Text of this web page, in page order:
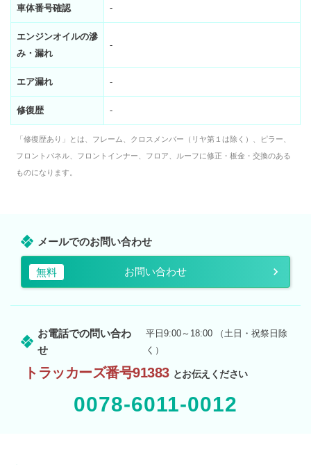
車体番号確認 -
エンジンオイルの滲
み・漏れ
-
エア漏れ -
修復歴 -
「修復歴あり」とは、フレーム、クロスメンバー（リヤ第１は除く）、ピラー、
フロントパネル、フロントインナー、フロア、ルーフに修正・板金・交換のある
ものになります。
メールでのお問い合わせ
無料 お問い合わせ
お電話での問い合わ
せ
平日9:00～18:00 （土日・祝祭日除
く）
トラッカーズ番号91383 とお伝えください
0078-6011-0012